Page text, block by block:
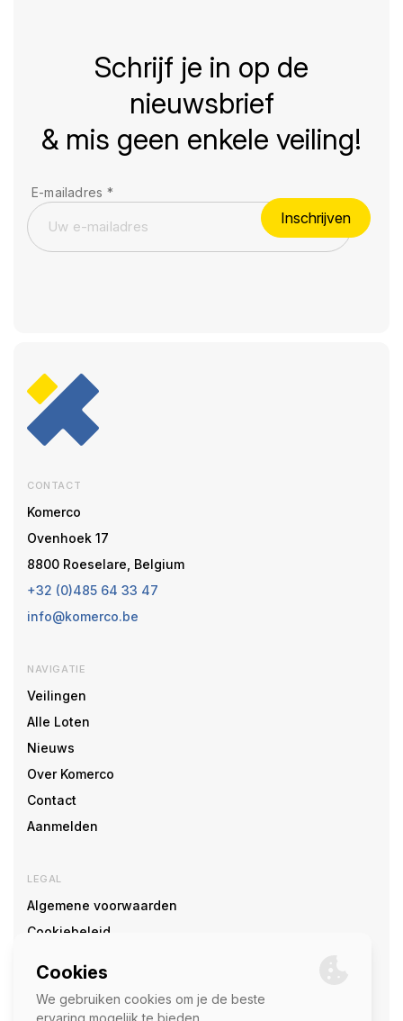
Schrijf je in op de
nieuwsbrief
& mis geen enkele veiling!
E-mailadres *
Inschrijven
CONTACT
Komerco
Ovenhoek 17
8800 Roeselare, Belgium
+32 (0)485 64 33 47
info@komerco.be
NAVIGATIE
Veilingen
Alle Loten
Nieuws
Over Komerco
Contact
Aanmelden
LEGAL
Algemene voorwaarden
Cookiebeleid
SOCIAL